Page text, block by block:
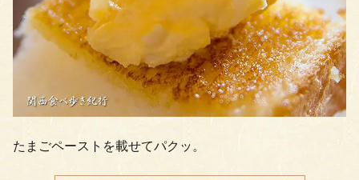
たまごペーストを載せてパクッ。